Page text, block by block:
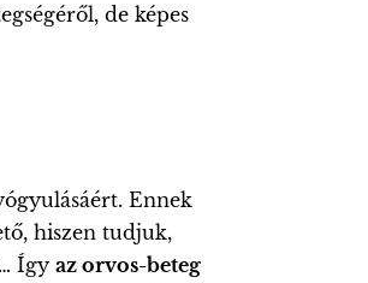
de képes
Ennek
hiszen tudjuk,
Ígyaz orvos-beteg